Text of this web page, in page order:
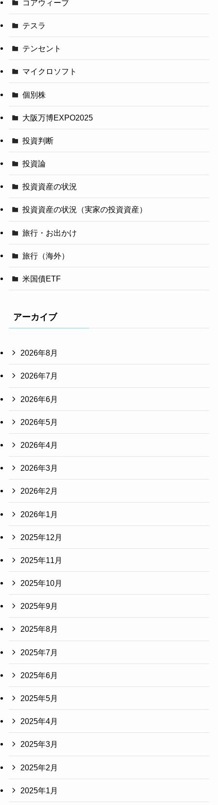
コアウィーブ
テスラ
テンセント
マイクロソフト
個別株
大阪万博EXPO2025
投資判断
投資論
投資資産の状況
投資資産の状況（実家の投資資産）
旅行・お出かけ
旅行（海外）
米国債ETF
アーカイブ
2026年8月
2026年7月
2026年6月
2026年5月
2026年4月
2026年3月
2026年2月
2026年1月
2025年12月
2025年11月
2025年10月
2025年9月
2025年8月
2025年7月
2025年6月
2025年5月
2025年4月
2025年3月
2025年2月
2025年1月